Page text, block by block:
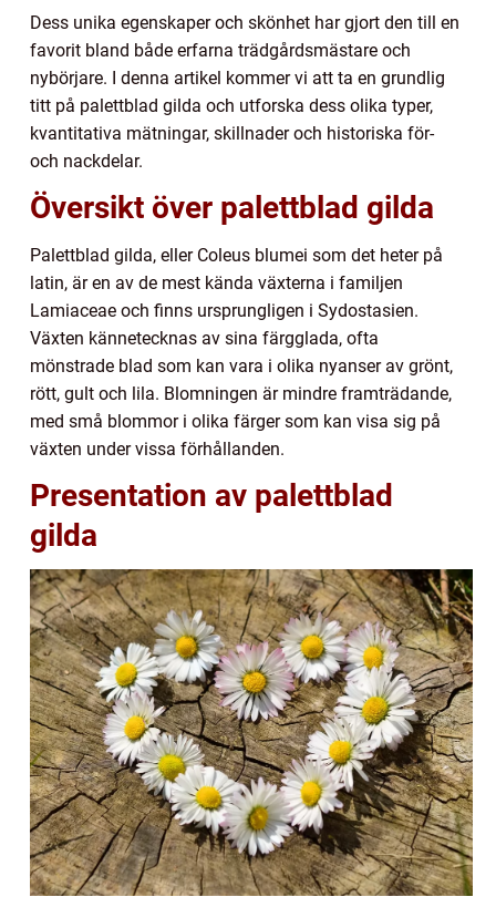
Dess unika egenskaper och skönhet har gjort den till en
favorit bland både erfarna trädgårdsmästare och
nybörjare. I denna artikel kommer vi att ta en grundlig
titt på palettblad gilda och utforska dess olika typer,
kvantitativa mätningar, skillnader och historiska för-
och nackdelar.
Översikt över palettblad gilda
Palettblad gilda, eller Coleus blumei som det heter på
latin, är en av de mest kända växterna i familjen
Lamiaceae och finns ursprungligen i Sydostasien.
Växten kännetecknas av sina färgglada, ofta
mönstrade blad som kan vara i olika nyanser av grönt,
rött, gult och lila. Blomningen är mindre framträdande,
med små blommor i olika färger som kan visa sig på
växten under vissa förhållanden.
Presentation av palettblad
gilda